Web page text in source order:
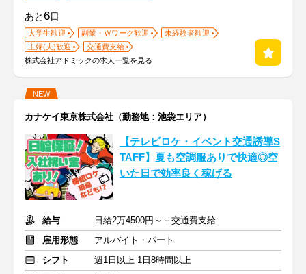
あと6日
大学生歓迎 副業・Ｗワーク歓迎
未経験者歓迎
主婦(夫)歓迎
交通費支給
株式会社アドミックの求人一覧を見る
NEW
カナケイ東京株式会社（勤務地：池袋エリア）
【テレビロケ・イベント交通誘導S
TAFF】夏も空調服ありで快適◎空
いた日で効率良く稼げる
給与
日給2万4500円～＋交通費支給
雇用形態
アルバイト・パート
シフト
週1日以上 1日8時間以上